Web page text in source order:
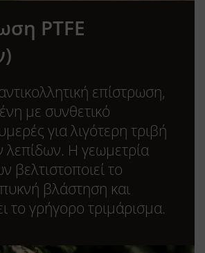
PTFE
επίστρωση,
με συνθετικό
για λιγότερη τριβή
λεπίδων. Η γεωμετρία
βελτιστοποιεί το
βλάστηση και
το γρήγορο τριμάρισμα.